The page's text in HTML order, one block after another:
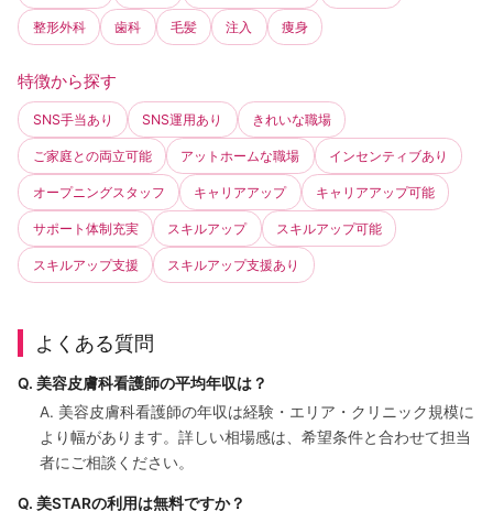
整形外科 歯科 毛髪 注入 痩身
特徴から探す
SNS手当あり SNS運用あり きれいな職場
ご家庭との両立可能 アットホームな職場 インセンティブあり
オープニングスタッフ キャリアアップ キャリアアップ可能
サポート体制充実 スキルアップ スキルアップ可能
スキルアップ支援 スキルアップ支援あり
よくある質問
Q. 美容皮膚科看護師の平均年収は？
A. 美容皮膚科看護師の年収は経験・エリア・クリニック規模に
より幅があります。詳しい相場感は、希望条件と合わせて担当
者にご相談ください。
Q. 美STARの利用は無料ですか？